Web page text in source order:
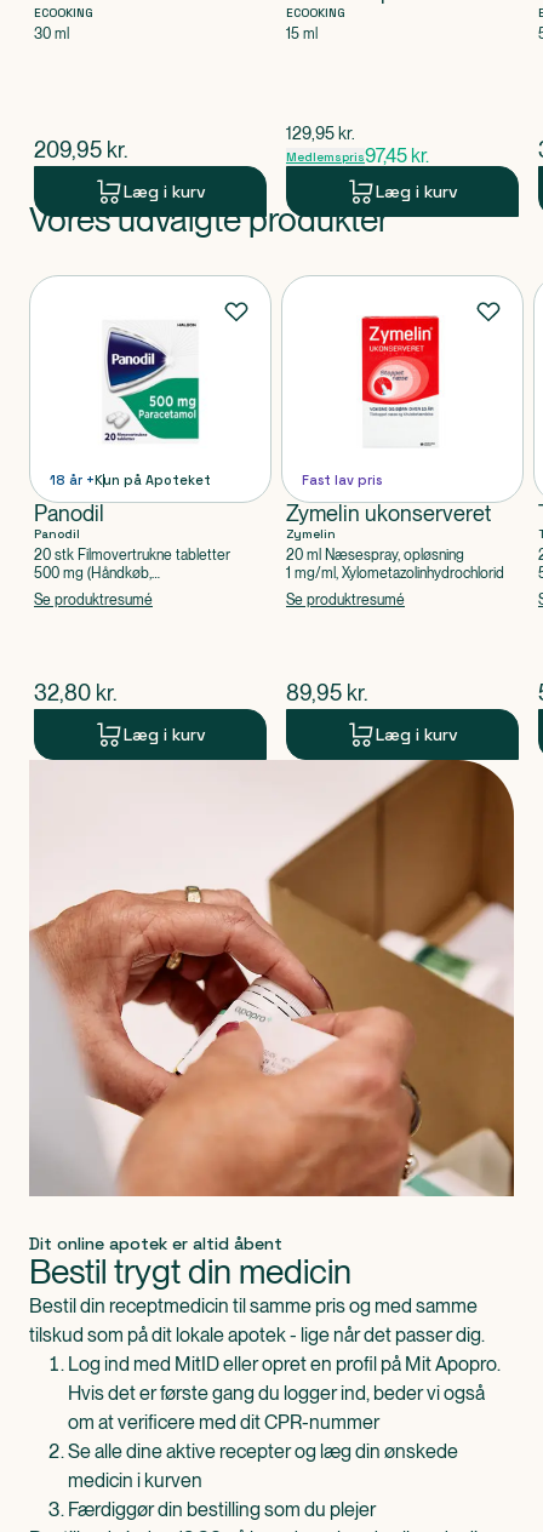
ECOOKING
30 ml
$nuværende pris
209,95 kr.
Læg i kurv
ECOOKING
15 ml
$gammel pris
129,95 kr.
Medlemspris97,45 kr.
Læg i kurv
Produkt 1 af 0
Vores udvalgte produkter
Produkter
18 år +Kun på Apoteket
Panodil
Panodil
20 stk Filmovertrukne tabletter
500 mg (Håndkøb,
apoteksforbeholdt), Paracetamol
Se produktresumé
$nuværende pris
32,80 kr.
Læg i kurv
Fast lav pris
Zymelin ukonserveret
Zymelin
20 ml Næsespray, opløsning
1 mg/ml, Xylometazolinhydrochlorid
Se produktresumé
$nuværende pris
89,95 kr.
Læg i kurv
Dit online apotek er altid åbent
Bestil trygt din medicin
Bestil din receptmedicin til samme pris og med samme
tilskud som på dit lokale apotek - lige når det passer dig.
Log ind med MitID eller opret en profil på Mit Apopro.
Hvis det er første gang du logger ind, beder vi også
om at verificere med dit CPR-nummer
Se alle dine aktive recepter og læg din ønskede
medicin i kurven
Færdiggør din bestilling som du plejer